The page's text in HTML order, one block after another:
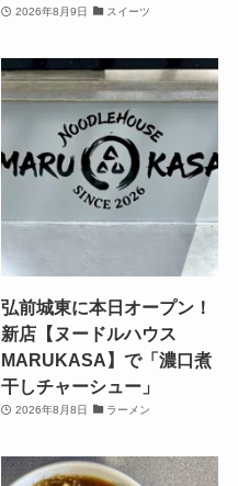
2026年8月9日 スイーツ
弘前城東に本日オープン！
新店【ヌードルハウス
MARUKASA】で「濃口煮
干しチャーシュー」
2026年8月8日 ラーメン